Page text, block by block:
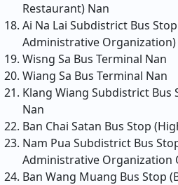
Restaurant) Nan
Ai Na Lai Subdistrict Bus
Administrative Organization)
Wisng Sa Bus Terminal Nan
Wiang Sa Bus Terminal Nan
Klang Wiang Subdistrict Bus
Nan
Ban Chai Satan Bus Stop
Nam Pua Subdistrict Bus
Administrative Organization
Ban Wang Muang Bus Stop